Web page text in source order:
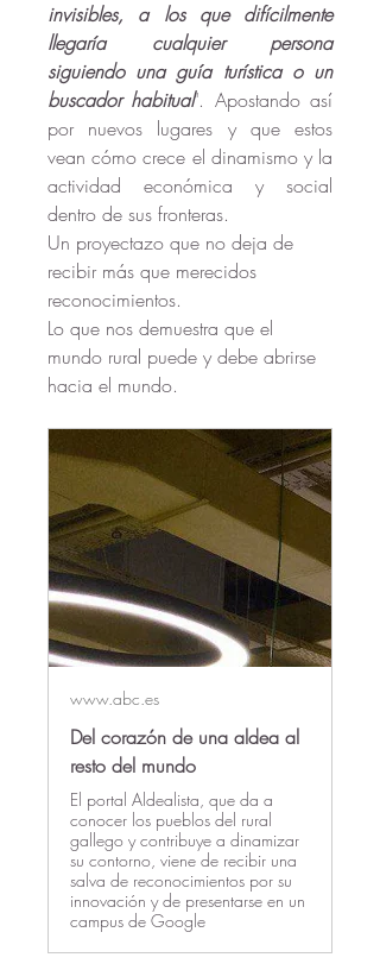
invisibles, a los que difícilmente
llegaría cualquier persona
siguiendo una guía turística o un
buscador habitual". Apostando así
por nuevos lugares y que estos
vean cómo crece el dinamismo y la
actividad económica y social
dentro de sus fronteras.
Un proyectazo que no deja de
recibir más que merecidos
reconocimientos.
Lo que nos demuestra que el
mundo rural puede y debe abrirse
hacia el mundo.
www.abc.es
Del corazón de una aldea al
resto del mundo
El portal Aldealista, que da a
conocer los pueblos del rural
gallego y contribuye a dinamizar
su contorno, viene de recibir una
salva de reconocimientos por su
innovación y de presentarse en un
campus de Google